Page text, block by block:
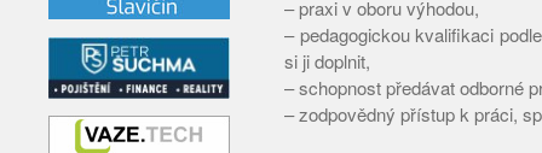
– praxi v oboru výhodou,
– pedagogickou kvalifikaci
si ji doplnit,
– schopnost předávat odborné
– zodpovědný přístup k práci,